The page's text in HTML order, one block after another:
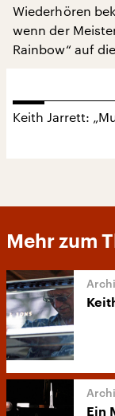
Wiederhören
wenn der
Rainbow“ auf
Keith Jarrett:
Mehr zum
Ein